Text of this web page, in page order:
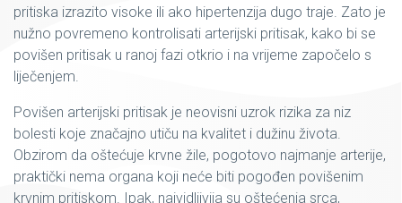
pritiska izrazito visoke ili ako hipertenzija dugo traje. Zato je
nužno povremeno kontrolisati arterijski pritisak, kako bi se
povišen pritisak u ranoj fazi otkrio i na vrijeme započelo s
liječenjem.
Povišen arterijski pritisak je neovisni uzrok rizika za niz
bolesti koje značajno utiču na kvalitet i dužinu života.
Obzirom da oštećuje krvne žile, pogotovo najmanje arterije,
praktički nema organa koji neće biti pogođen povišenim
krvnim pritiskom. Ipak, najvidljivija su oštećenja srca,